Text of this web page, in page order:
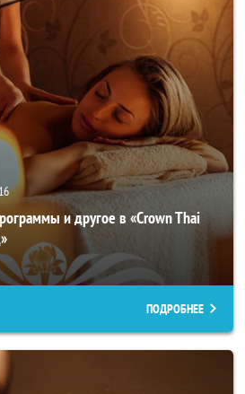
16
и другое в «Crown Thai
ПОДРОБНЕЕ